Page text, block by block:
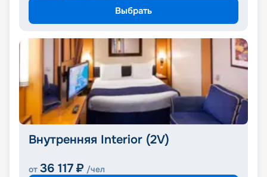
Выбрать
Внутренняя Interior (2V)
от 36 117 ₽ /чел